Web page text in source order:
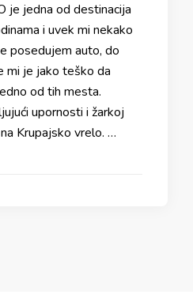
je jedna od destinacija
i uvek mi nekako
posedujem auto, do
mi je jako teško da
od tih mesta.
upornosti i žarkoj
Krupajsko vrelo. …